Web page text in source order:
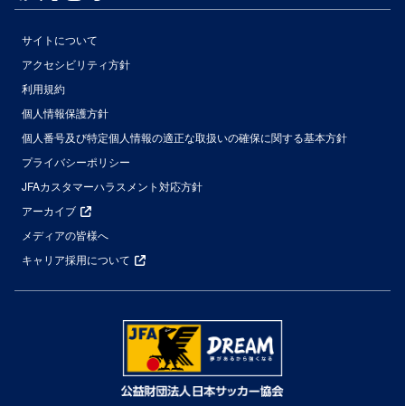
サイトについて
アクセシビリティ方針
利用規約
個人情報保護方針
個人番号及び特定個人情報の適正な取扱いの確保に関する基本方針
プライバシーポリシー
JFAカスタマーハラスメント対応方針
アーカイブ
メディアの皆様へ
キャリア採用について